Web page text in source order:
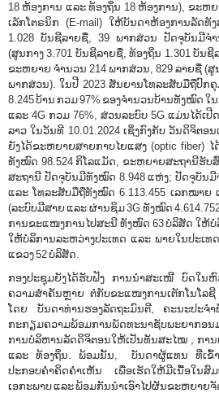
18 ຫ້ອງການ ແລະ ທ້ອງຖິ່ນ 18 ຫ້ອງການ), ຂະຫ
ເລັກໂຕຣນິກ (E-mail) ໃຫ້ບັນດາຫ້ອງການລັດ
1.028 ບັນຊີລາຍຊື່, 39 ພາກສ່ວນ ປັດຈຸບັນມີຈ
(ສູນກາງ 3.701 ບັນຊີລາຍຊື່, ທ້ອງຖິ່ນ 1.301 ບັນ
ຂະຫຍາຍ ຈຳນວນ 214 ພາກສ່ວນ, 829 ລາຍຊື່ (ສູ
ພາກສ່ວນ). ໃນປີ 2023 ສັນຍານໂທລະສັບມືຖືປົກຄຸ
8.245 ບ້ານ ກວມ 97% ຂອງຈໍານວນບ້ານທັງໝົດ ໃ
ແລະ 4G ກວມ 76%, ສ່ວນລະບົບ 5G ແມ່ນໄດ້ເ
ລາວ ໃນວັນທີ 10.01.2024 ເຊິ່ງກົງກັບ ວັນດິຈິຕ
ຍັງໄດ້ຂະຫຍາຍສາຍກາບໄຍແສງ (optic fiber)
ທັງໝົດ 98.524 ກິໂລແມັດ, ຂະຫຍາຍສະຖານີຮັບ
ສະຖານີ ປັດຈຸບັນມີທັງໝົດ 8.948 ແຫ່ງ; ປັດຈຸບັນມີ
ແລະ ໂທລະສັບມືຖືທັງໝົດ 6.113.455 ເລກໝາຍ
(ລະບົບມີສາຍ ແລະ ຜ່ານຊິມ 3G ທັງໝົດ
ການຂະແໜງການໄປສະນີ ທັງໜົດ 63 ບໍລິສັດ ໃຫ້ບໍ
ໃຫ້ບໍລິການລະຫວ່າງປະເທດ ແລະ ພາຍໃນປະເ
ແຂວງ 52 ບໍລິສັດ.
ກອງປະຊຸມຍັງໄດ້ຮັບຟັງ ການນໍາສະເໜີ ບົດໃນ
ຄວາມສຳຄັນຫຼາຍ ຕໍ່ກັບຂະແໜງການເຕັກໂນໂລ
ໂດຍ ບັນດາທ່ານຮອງລັດຖະມົນຕີ, ຄະນະປະຈໍ
ກະກຽມຄວາມພ້ອມການພັດທະນາຊັບພະຍາກອນ
ການບໍລິຫານລັດດິຈິຕອນໃຫ້ເປັນທັນສະໄໝ , ການ
ແລະ ທ້ອງຖິ່ນ. ພ້ອມນັ້ນ, ບັນດາຜູ້ແທນ ທີ່ເຂົ້າ
ປະກອບຄຳຄິດຄຳເຫັນ ເພື່ອເຮັດໃຫ້ມີເນື້ອໃນສົ
ເອກະພາບ ແລະ ພ້ອມກັນນຳເອົາໄປຜັນຂະຫຍາຍຈັ